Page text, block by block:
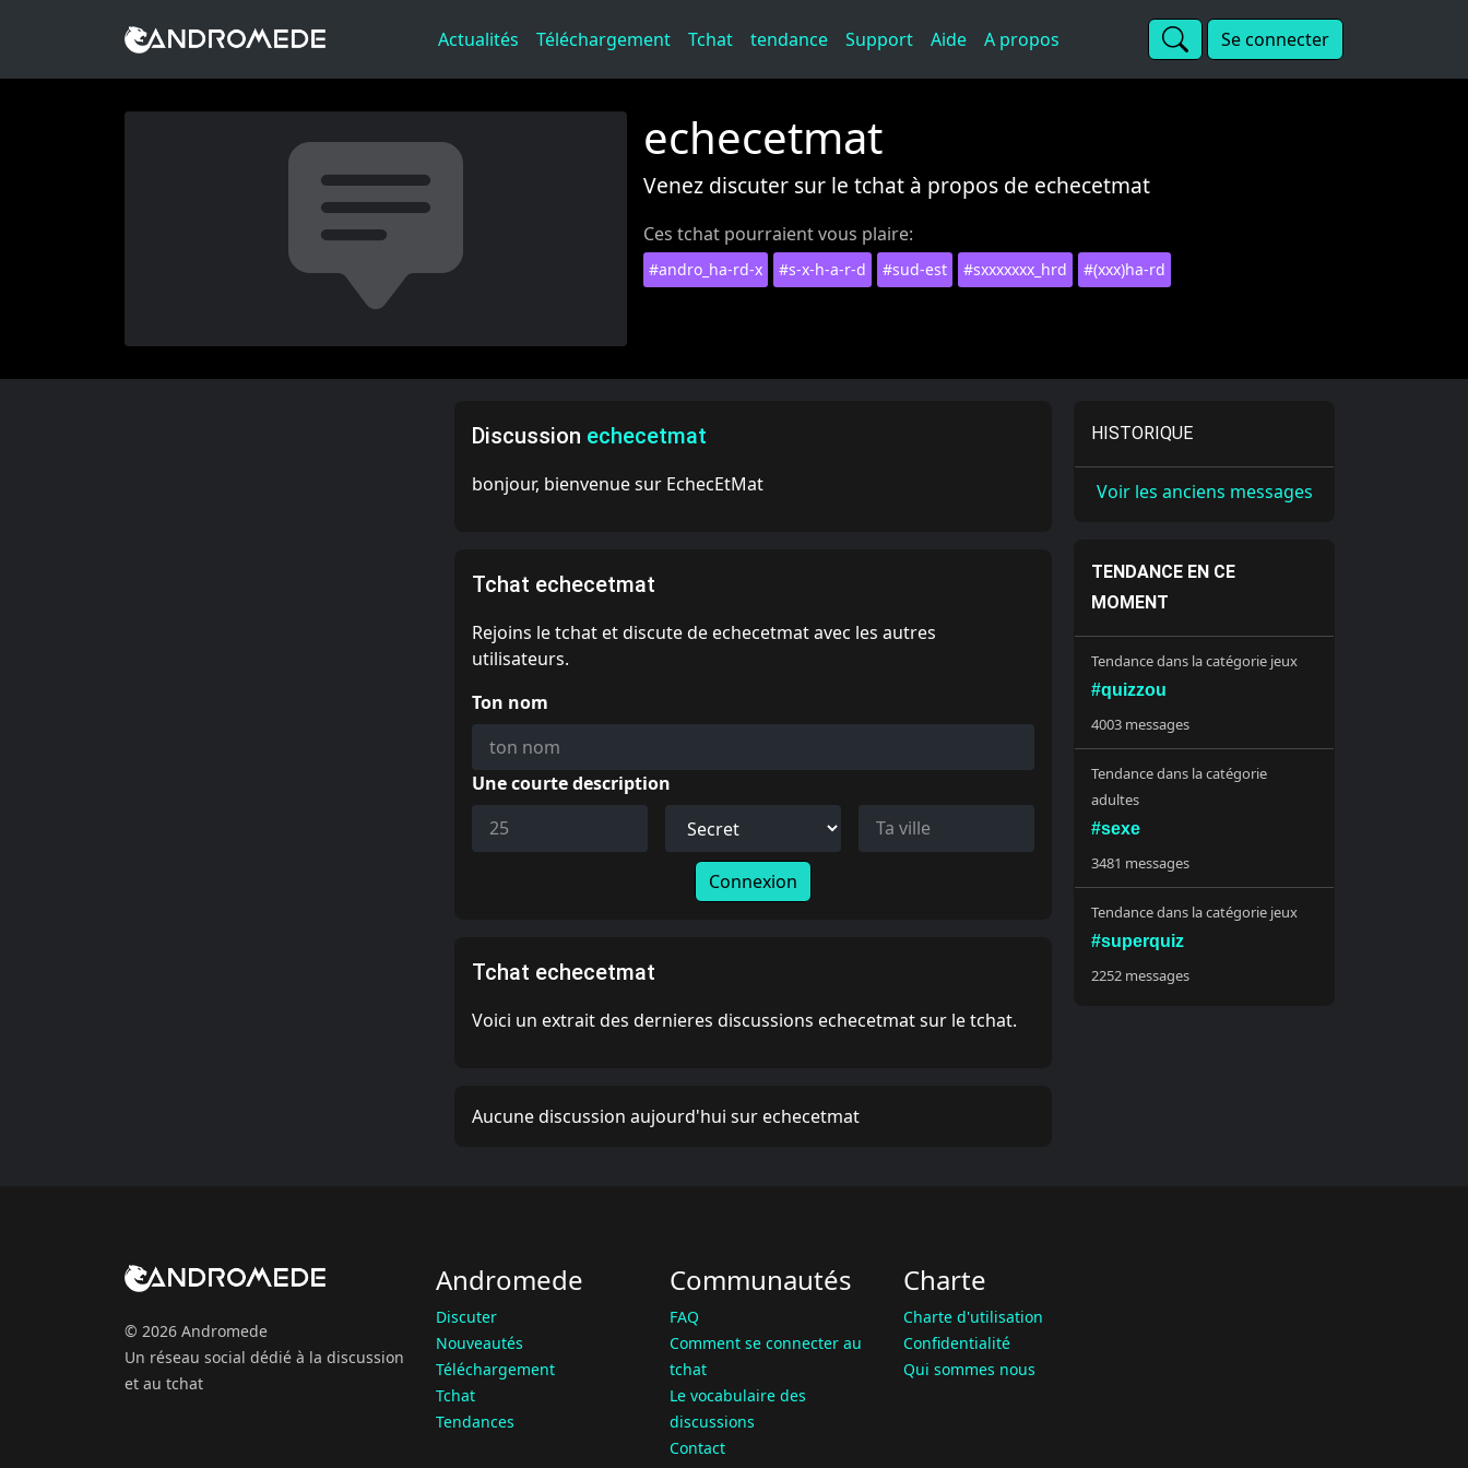
Actualités Téléchargement Tchat tendance Support Aide A propos Se connecter
echecetmat
Venez discuter sur le tchat à propos de echecetmat
Ces tchat pourraient vous plaire:
#andro_ha-rd-x #s-x-h-a-r-d #sud-est #sxxxxxxx_hrd #(xxx)ha-rd
Discussion echecetmat
bonjour, bienvenue sur EchecEtMat
Tchat echecetmat
Rejoins le tchat et discute de echecetmat avec les autres
utilisateurs.
Ton nom
Une courte description
Connexion
Tchat echecetmat
Voici un extrait des dernieres discussions echecetmat sur le tchat.
Aucune discussion aujourd'hui sur echecetmat
HISTORIQUE
Voir les anciens messages
TENDANCE EN CE
MOMENT
Tendance dans la catégorie jeux
#quizzou
4003 messages
Tendance dans la catégorie
adultes
#sexe
3481 messages
Tendance dans la catégorie jeux
#superquiz
2252 messages
© 2026 Andromede
Un réseau social dédié à la discussion
et au tchat
Andromede
Discuter
Nouveautés
Téléchargement
Tchat
Tendances
Communautés
FAQ
Comment se connecter au
tchat
Le vocabulaire des
discussions
Contact
Charte
Charte d'utilisation
Confidentialité
Qui sommes nous